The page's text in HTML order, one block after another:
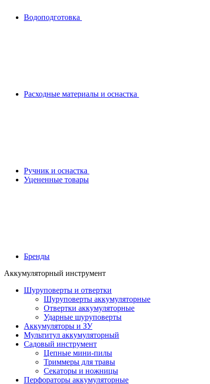
Водоподготовка
Расходные материалы и оснастка
Ручник и оснастка
Уцененные товары
Бренды
Аккумуляторный инструмент
Шуруповерты и отвертки
Шуруповерты аккумуляторные
Отвертки аккумуляторные
Ударные шуруповерты
Аккумуляторы и ЗУ
Мультитул аккумуляторный
Садовый инструмент
Цепные мини-пилы
Триммеры для травы
Секаторы и ножницы
Перфораторы аккумуляторные